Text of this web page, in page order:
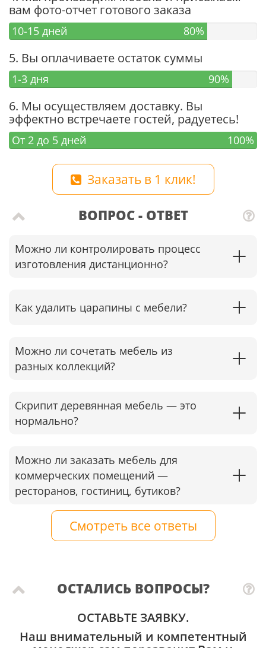
вам фото-отчет готового заказа
10-15 дней 80%
5. Вы оплачиваете остаток суммы
1-3 дня 90%
6. Мы осуществляем доставку. Вы
эффектно встречаете гостей, радуетесь!
От 2 до 5 дней 100%
Заказать в 1 клик!
ВОПРОС - ОТВЕТ
Можно ли контролировать процесс
изготовления дистанционно?
Как удалить царапины с мебели?
Можно ли сочетать мебель из
разных коллекций?
Скрипит деревянная мебель — это
нормально?
Можно ли заказать мебель для
коммерческих помещений —
ресторанов, гостиниц, бутиков?
Смотреть все ответы
ОСТАЛИСЬ ВОПРОСЫ?
ОСТАВЬТЕ ЗАЯВКУ.
Наш внимательный и компетентный